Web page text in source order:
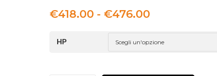
€418.00 - €476.00
prezzo:
da
€418.00
HP